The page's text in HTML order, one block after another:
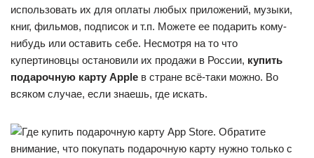
использовать их для оплаты любых приложений, музыки,
книг, фильмов, подписок и т.п. Можете ее подарить кому-
нибудь или оставить себе. Несмотря на то что
купертиновцы остановили их продажи в России, купить
подарочную карту Apple в стране всё-таки можно. Во
всяком случае, если знаешь, где искать.